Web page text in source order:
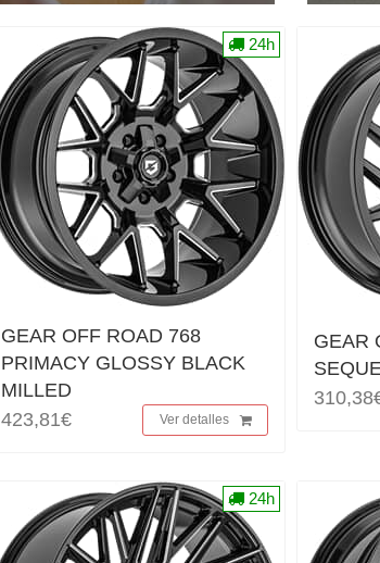
GEAR OFF ROAD 768
PRIMACY GLOSSY BLACK
MILLED
423,81€
Ver detalles
24h
GEAR
24h